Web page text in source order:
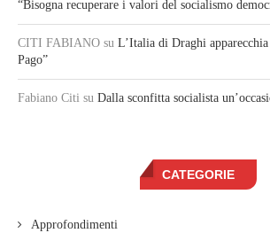
“Bisogna recuperare i valori del socialismo
CITI FABIANO su L’Italia di Draghi
Pago”
Fabiano Citi su Dalla sconfitta socialista
CATEGORIE
Approfondimenti